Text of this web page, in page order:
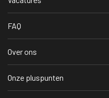
FAQ
Over ons
Onze pluspunten